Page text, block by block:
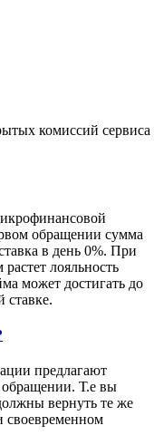
комиссий сервиса
обращении сумма
в день 0%. При
лояльность
может достигать до
ставке.
предлагают
Т.е вы
вернуть те же
своевременном